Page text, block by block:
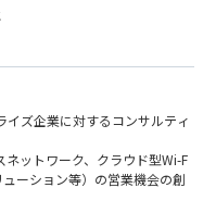
ズ企業に対するコンサルティ
ットワーク、クラウド型Wi-F
ーション等）の営業機会の創